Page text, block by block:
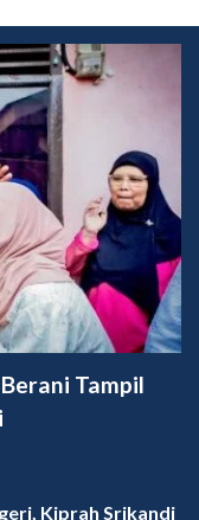
Tampil
Kiprah Srikandi